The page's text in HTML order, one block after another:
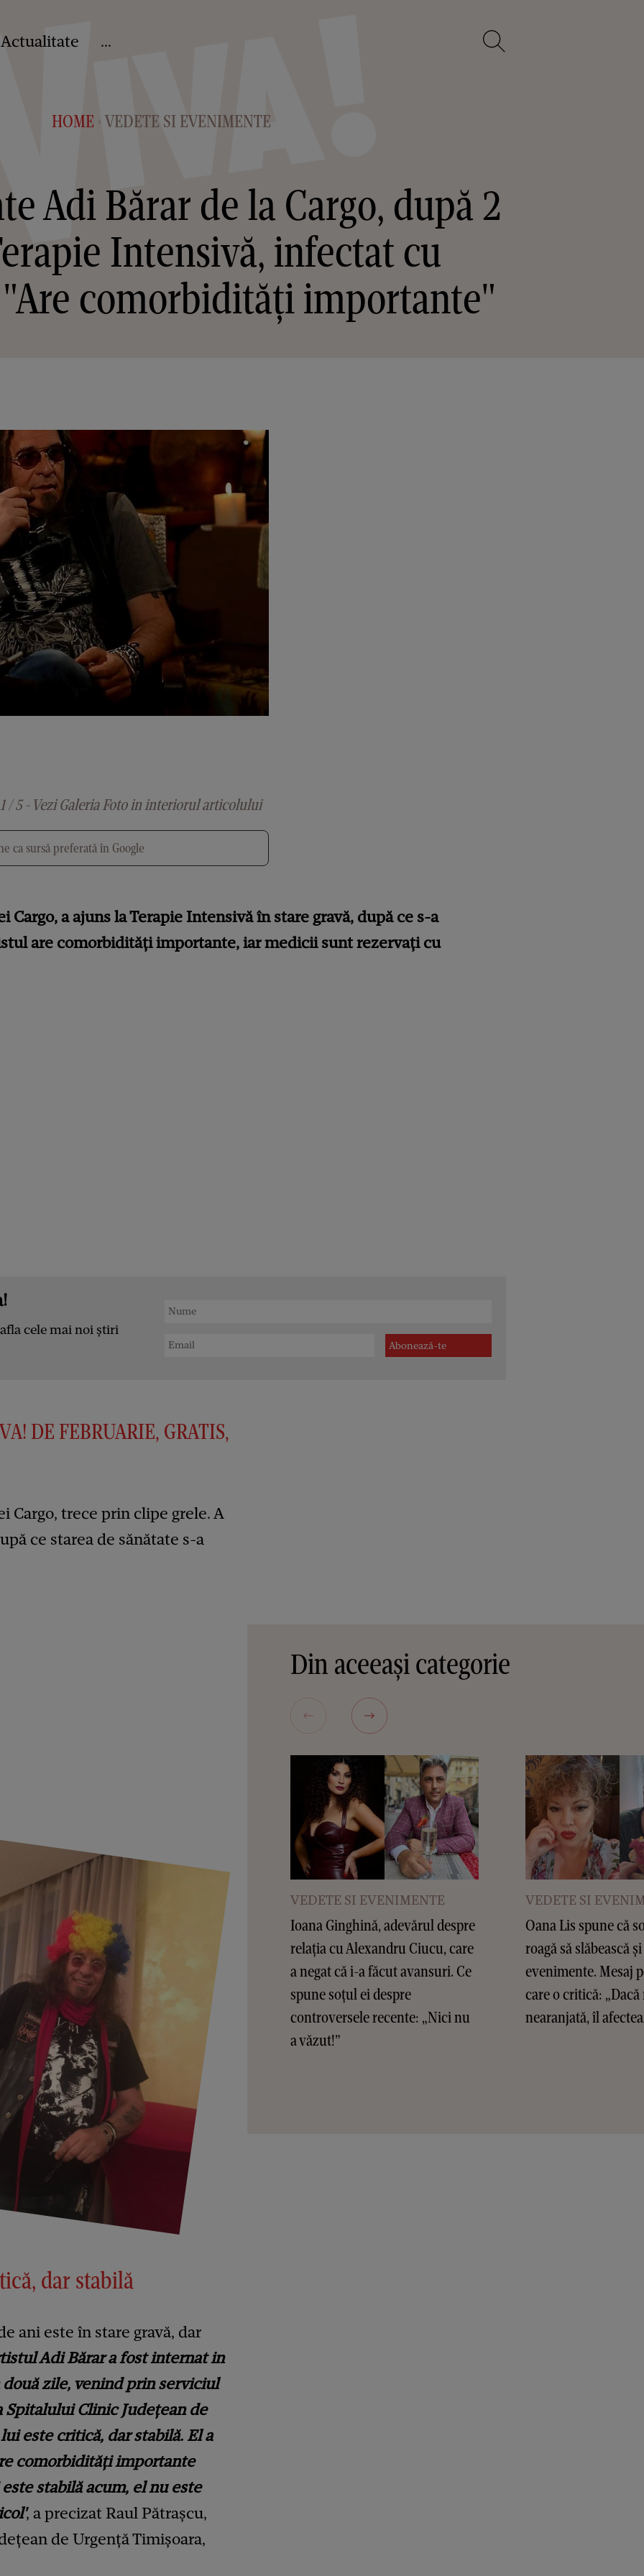
Actualitate ...
HOME > VEDETE SI EVENIMENTE
Adi Bărar de la Cargo, după 2
Intensivă, infectat cu
"Are comorbidități importante"
1 / 5 - Vezi Galeria Foto in interiorul articolului
ca sursă preferată în Google
a ajuns la Terapie Intensivă în stare gravă, după ce s-a
are comorbidități importante, iar medicii sunt rezervați cu
cele mai noi știri
DE FEBRUARIE, GRATIS,
Cargo, trece prin clipe grele. A
ce starea de sănătate s-a
dar stabilă
ani este în stare gravă, dar
Adi Bărar a fost internat in
două zile, venind prin serviciul
Spitalului Clinic Județean de
este critică, dar stabilă. El a
comorbidități importante
stabilă acum, el nu este
, a precizat Raul Pătrașcu,
de Urgență Timișoara,
Din aceeași categorie
VEDETE SI EVENIMENTE
Ioana Ginghină, adevărul despre
relația cu Alexandru Ciucu, care
a negat că i-a făcut avansuri. Ce
spune soțul ei despre
controversele recente: „Nici nu
a văzut!”
VEDETE SI
Oana Lis spune că
roagă să slăbească
evenimente. Mesaj
care o critică: „Dacă
nearanjată, îl